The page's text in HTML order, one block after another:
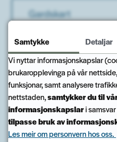
Gardskart
Produsentnummer
Fann du det
Samtykke Detaljar
Vi nyttar informasjonskapslar
brukaropplevinga på vår
funksjonar, samt analysere
nettstaden,samtykker du til
informasjonskapslari
tilpasse bruk av
Les meir om personvern hos oss.